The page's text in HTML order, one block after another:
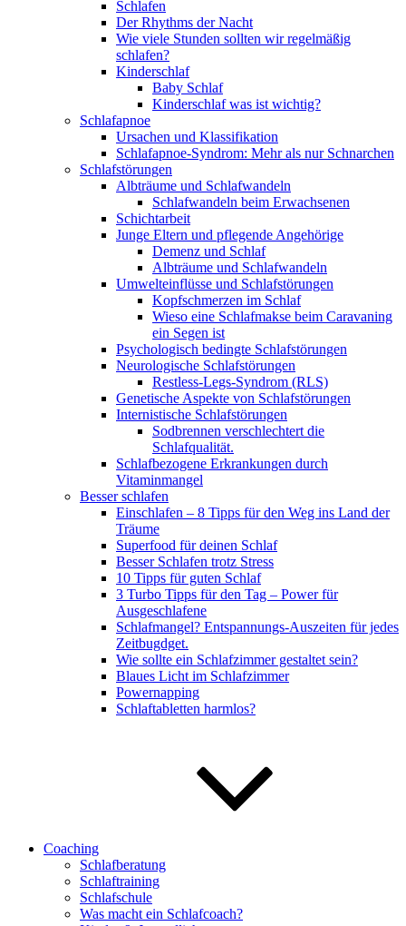
Schlafen
Der Rhythms der Nacht
Wie viele Stunden sollten wir regelmäßig
schlafen?
Kinderschlaf
Baby Schlaf
Kinderschlaf was ist wichtig?
Schlafapnoe
Ursachen und Klassifikation
Schlafapnoe-Syndrom: Mehr als nur Schnarchen
Schlafstörungen
Albträume und Schlafwandeln
Schlafwandeln beim Erwachsenen
Schichtarbeit
Junge Eltern und pflegende Angehörige
Demenz und Schlaf
Albträume und Schlafwandeln
Umwelteinflüsse und Schlafstörungen
Kopfschmerzen im Schlaf
Wieso eine Schlafmakse beim Caravaning
ein Segen ist
Psychologisch bedingte Schlafstörungen
Neurologische Schlafstörungen
Restless-Legs-Syndrom (RLS)
Genetische Aspekte von Schlafstörungen
Internistische Schlafstörungen
Sodbrennen verschlechtert die
Schlafqualität.
Schlafbezogene Erkrankungen durch
Vitaminmangel
Besser schlafen
Einschlafen – 8 Tipps für den Weg ins Land der
Träume
Superfood für deinen Schlaf
Besser Schlafen trotz Stress
10 Tipps für guten Schlaf
3 Turbo Tipps für den Tag – Power für
Ausgeschlafene
Schlafmangel? Entspannungs-Auszeiten für jedes
Zeitbugdget.
Wie sollte ein Schlafzimmer gestaltet sein?
Blaues Licht im Schlafzimmer
Powernapping
Schlaftabletten harmlos?
Coaching
Schlafberatung
Schlaftraining
Schlafschule
Was macht ein Schlafcoach?